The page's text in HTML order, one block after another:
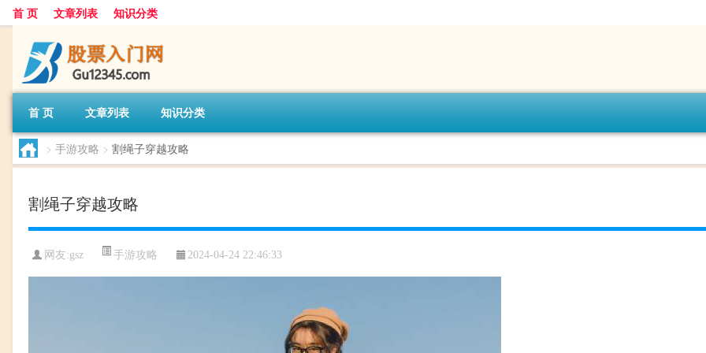
首 页 文章列表 知识分类
首 页 文章列表 知识分类
> 手游攻略 > 割绳子穿越攻略
割绳子穿越攻略
网友:gsz 手游攻略 2024-04-24 22:46:33